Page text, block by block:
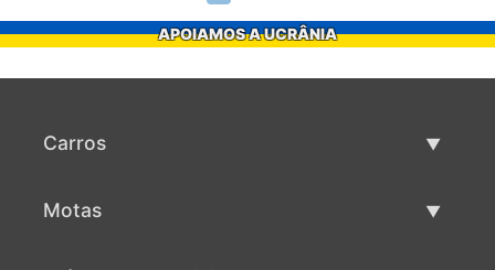
APOIAMOS A UCRÂNIA
Carros
Motas